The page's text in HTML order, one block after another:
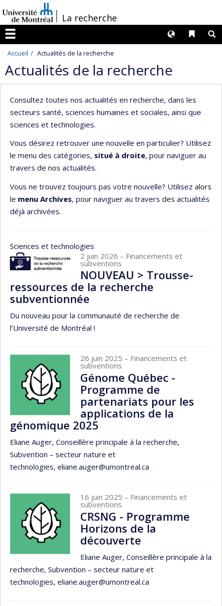
au
contenu
/La recherche
Menu
Liens
Langues
Accueil Actualités de la recherche
Actualités de la recherche
Consultez toutes nos actualités en recherche, dans les
secteurs santé, sciences humaines et sociales, ainsi que
sciences et technologies.
Vous désirez retrouver une nouvelle en particulier? Utilisez
le menu des catégories, situé à droite, pour naviguer au
travers de nos actualités.
Vous ne trouvez toujours pas votre nouvelle? Utilisez alors
le menu Archives, pour naviguer au travers des actualités
déjà archivées.
Sciences et technologies
2 juin 2026 – Financements et
subventions
NOUVEAU > Trousse-
ressources de la recherche
subventionnée
Du nouveau pour la communauté de recherche de
l’Université de Montréal !
26 juin 2025 – Financements et
subventions
Génome Québec -
Programme de
partenariats pour les
applications de la
génomique 2025
Eliane Auger, Conseillère principale à la recherche,
Subvention – secteur nature et
technologies, eliane.auger@umontreal.ca
16 juin 2025 – Financements et
subventions
CRSNG - Programme
Horizons de la
découverte
Eliane Auger, Conseillère principale à la
recherche, Subvention – secteur nature et
technologies, eliane.auger@umontreal.ca